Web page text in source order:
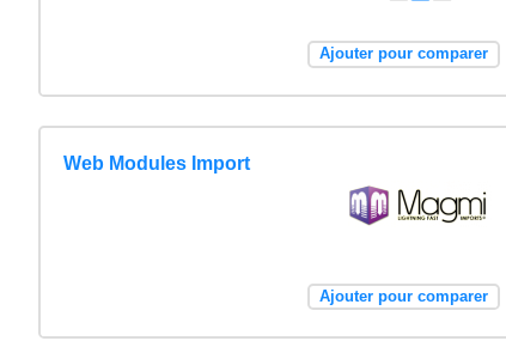
Ajouter pour comparer
Web Modules Import
Ajouter pour comparer